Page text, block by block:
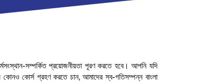
সম্পর্কিত প্রয়োজনীয়তা পূরণ করতে হবে। আপনি যদি
কোর্স গ্রহণ করতে চান, আমাদের স্ব-গতিসম্পন্ন বাংলা